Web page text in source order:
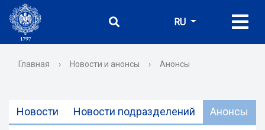
RU
Главная › Новости и анонсы › Анонсы
Новости Новости подразделений Анонсы